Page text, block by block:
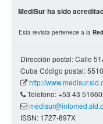
MediSur ha sido
Esta revista pertenece a la
Dirección postal: Calle
Cuba Código postal:
http://
Telefono: +53 43
ISSN: 1727-897X